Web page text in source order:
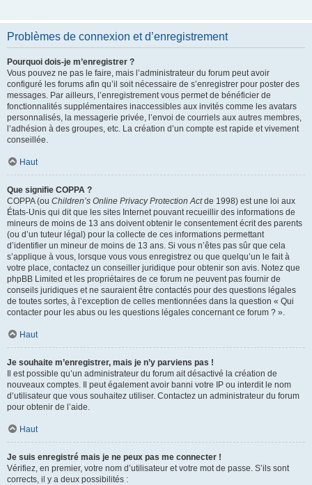
Problèmes de connexion et d’enregistrement
Pourquoi dois-je m’enregistrer ?
Vous pouvez ne pas le faire, mais l’administrateur du forum peut avoir
configuré les forums afin qu’il soit nécessaire de s’enregistrer pour poster des
messages. Par ailleurs, l’enregistrement vous permet de bénéficier de
fonctionnalités supplémentaires inaccessibles aux invités comme les avatars
personnalisés, la messagerie privée, l’envoi de courriels aux autres membres,
l’adhésion à des groupes, etc. La création d’un compte est rapide et vivement
conseillée.
Haut
Que signifie COPPA ?
COPPA (ou Children’s Online Privacy Protection Actde 1998) est une loi aux
États-Unis qui dit que les sites Internet pouvant recueillir des informations de
mineurs de moins de 13 ans doivent obtenir le consentement écrit des parents
(ou d’un tuteur légal) pour la collecte de ces informations permettant
d’identifier un mineur de moins de 13 ans. Si vous n’êtes pas sûr que cela
s’applique à vous, lorsque vous vous enregistrez ou que quelqu’un le fait à
votre place, contactez un conseiller juridique pour obtenir son avis. Notez que
phpBB Limited et les propriétaires de ce forum ne peuvent pas fournir de
conseils juridiques et ne sauraient être contactés pour des questions légales
de toutes sortes, à l’exception de celles mentionnées dans la question « Qui
contacter pour les abus ou les questions légales concernant ce forum ? ».
Haut
Je souhaite m’enregistrer, mais je n’y parviens pas !
Il est possible qu’un administrateur du forum ait désactivé la création de
nouveaux comptes. Il peut également avoir banni votre IP ou interdit le nom
d’utilisateur que vous souhaitez utiliser. Contactez un administrateur du forum
pour obtenir de l’aide.
Haut
Je suis enregistré mais je ne peux pas me connecter !
Vérifiez, en premier, votre nom d’utilisateur et votre mot de passe. S’ils sont
corrects, il y a deux possibilités :